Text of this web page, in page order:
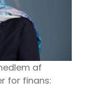
af
for finans: